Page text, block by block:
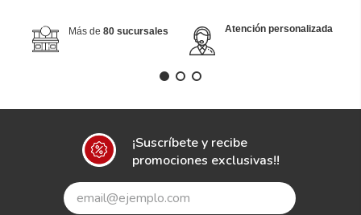
Más de 80 sucursales Atención personalizada
¡Suscríbete y recibe
promociones exclusivas!!